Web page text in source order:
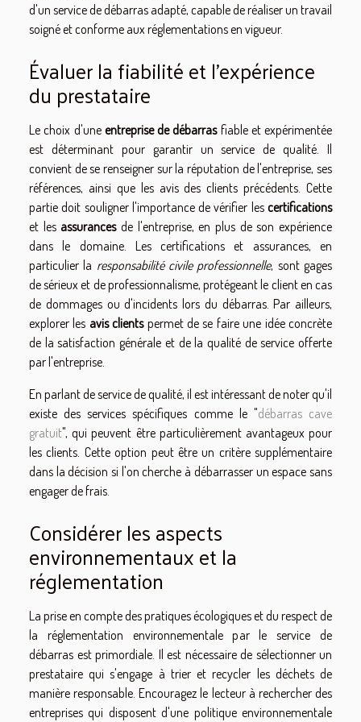
d'un service de débarras adapté, capable de réaliser un travail
soigné et conforme aux réglementations en vigueur.
Évaluer la fiabilité et l'expérience
du prestataire
Le choix d'une entreprise de débarrasfiable et expérimentée
est déterminant pour garantir un service de qualité. Il
convient de se renseigner sur la réputation de l'entreprise, ses
références, ainsi que les avis des clients précédents. Cette
partie doit souligner l'importance de vérifier les certifications
et les assurancesde l'entreprise, en plus de son expérience
dans le domaine. Les certifications et assurances, en
particulier la responsabilité civile professionnelle, sont gages
de sérieux et de professionnalisme, protégeant le client en cas
de dommages ou d'incidents lors du débarras. Par ailleurs,
explorer les avis clientspermet de se faire une idée concrète
de la satisfaction générale et de la qualité de service offerte
par l'entreprise.
En parlant de service de qualité, il est intéressant de noter qu'il
existe des services spécifiques comme le "débarras cave
gratuit", qui peuvent être particulièrement avantageux pour
les clients. Cette option peut être un critère supplémentaire
dans la décision si l'on cherche à débarrasser un espace sans
engager de frais.
Considérer les aspects
environnementaux et la
réglementation
La prise en compte des pratiques écologiques et du respect de
la réglementation environnementale par le service de
débarras est primordiale. Il est nécessaire de sélectionner un
prestataire qui s'engage à trier et recycler les déchets de
manière responsable. Encouragez le lecteur à rechercher des
entreprises qui disposent d'une politique environnementale